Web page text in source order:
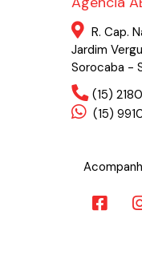
R. Cap.
Jardim
Sorocaba -
(15)
(15)